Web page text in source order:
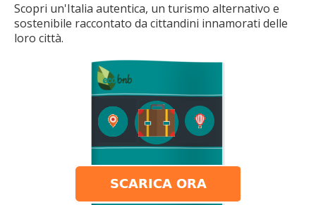
Scopri un'Italia autentica, un turismo alternativo e
sostenibile raccontato da cittandini innamorati delle
loro città.